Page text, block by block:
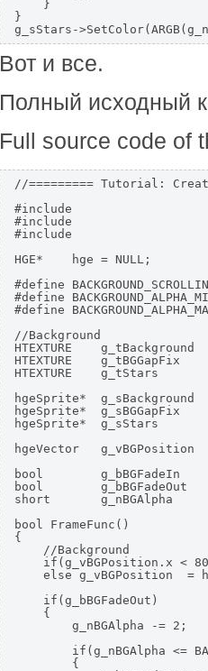
    }
}
Вот и все.
Полный исходный
Full source code of
//========= Tutorial:
#include
#include
#include
HGE*    hge = NULL;
#define
#define
#define
//Background
HTEXTURE
HTEXTURE
HTEXTURE    g_tStars
hgeSprite*
hgeSprite*  g_sBGGapFix
hgeSprite*  g_sStars
hgeVector
bool        g_bBGFadeIn
bool
short       g_nBGAlpha
bool FrameFunc()
{
    //Background
if(g_vBGPosition.x <
else g_vBGPosition  =
    if(g_bBGFadeOut)
    {
        g_nBGAlpha -= 2;
if(g_nBGAlpha <=
        {